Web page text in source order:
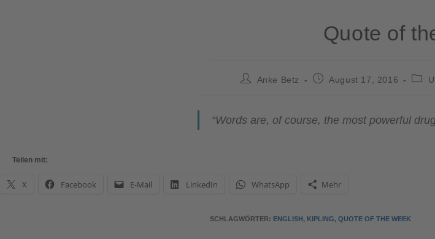
Quote of
Anke Betz August 17, 2016
“Words are, of course, the most powerful
Teilen mit:
X Facebook E-Mail LinkedIn WhatsApp Mehr
SCHLAGWÖRTER: ENGLISH, KIPLING, QUOTE OF THE WEEK